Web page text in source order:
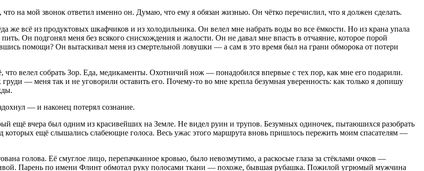
на мой звонок ответил именно он. Думаю, что ему я обязан жизнью. Он чётко перечислил, что я должен сделать.
же всё из продуктовых шкафчиков и из холодильника. Он велел мне набрать воды во все ёмкости. Но из крана упала
Он подгонял меня без всякого снисхождения и жалости. Он не давал мне впасть в отчаяние, которое порой
помощи? Он вытаскивал меня из смертельной ловушки — а сам в это время был на грани обморока от потери
велел собрать Зор. Еда, медикаменты. Охотничий нож — понадобился впервые с тех пор, как мне его подарили.
— меня так и не уговорили оставить его. Почему-то во мне крепла безумная уверенность: как только я допишу
— и наконец потерял сознание.
ещё вчера был одним из красивейших на Земле. Не видел руин и трупов. Безумных одиночек, пытаюшихся разобрать
ещё слышались слабеющие голоса. Весь ужас этого маршрута вновь пришлось пережить моим спасателям —
голова. Её смуглое лицо, перепачканное кровью, было невозмутимо, а раскосые глаза за стёклами очков —
Парень по имени Флинт обмотал руку полосами ткани — похоже, бывшая рубашка. Пожилой угрюмый мужчина